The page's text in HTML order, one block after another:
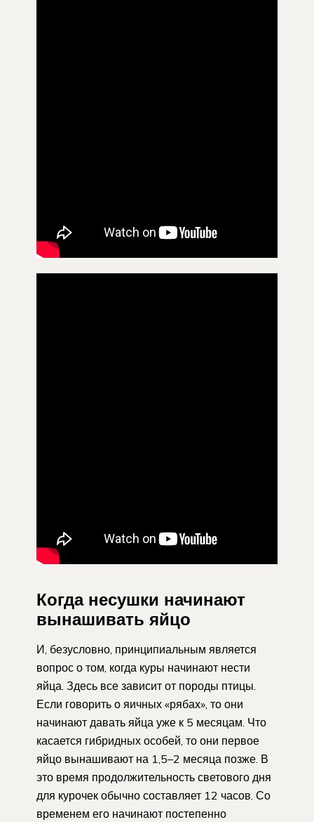
Когда несушки начинают
вынашивать яйцо
И, безусловно, принципиальным является
вопрос о том, когда куры начинают нести
яйца. Здесь все зависит от породы птицы.
Если говорить о яичных «рябах», то они
начинают давать яйца уже к 5 месяцам. Что
касается гибридных особей, то они первое
яйцо вынашивают на 1,5–2 месяца позже. В
это время продолжительность светового дня
для курочек обычно составляет 12 часов. Со
временем его начинают постепенно